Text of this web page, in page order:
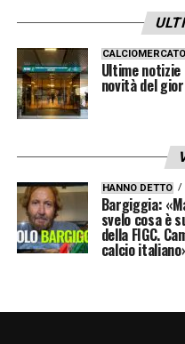
novanta a giugno.
parla più di un
vera e propria
parte dei bianconeri
Spalletti, che
considera un
sistema di gioco,
con il giovane
pronta a fare
Italia.
LA PLAYLIST
CALCIOMERCATO
Ultime
novità del
HANNO DETTO
Bargiggia:
svelo cosa è
della FIGC.
calcio